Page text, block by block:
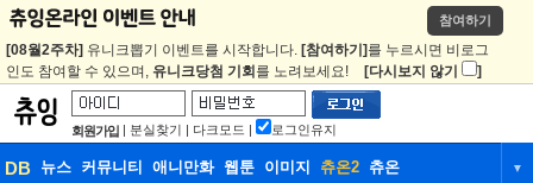
참여하기
[08월2주차] 유니크뽑기 이벤트를 시작합니다. [참여하기] 를 누르시면 비로그
인도 참여할 수 있으며, 유니크당첨 기회 를 노려보세요! [다시보지 않기 ]
회원가입 | 분실찾기 | 다크모드 | 로그인유지
DB 뉴스 커뮤니티 애니만화 웹툰 이미지 츄온2 츄온 ▼